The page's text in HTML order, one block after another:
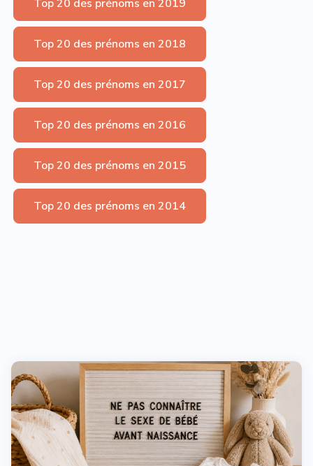
Top 20 des prénoms en 2019
Top 20 des prénoms en 2018
Top 20 des prénoms en 2017
Top 20 des prénoms en 2016
Top 20 des prénoms en 2015
Top 20 des prénoms en 2014